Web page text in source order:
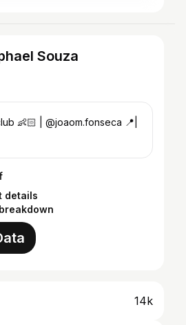
Souza
👶🏻 | @joaom.fonseca 📍|
details
14k